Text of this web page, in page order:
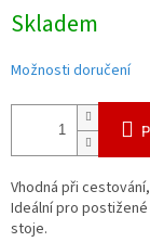
cena:
Skladem
Možnosti doručení
Vhodná při
Ideální pro
stoje.